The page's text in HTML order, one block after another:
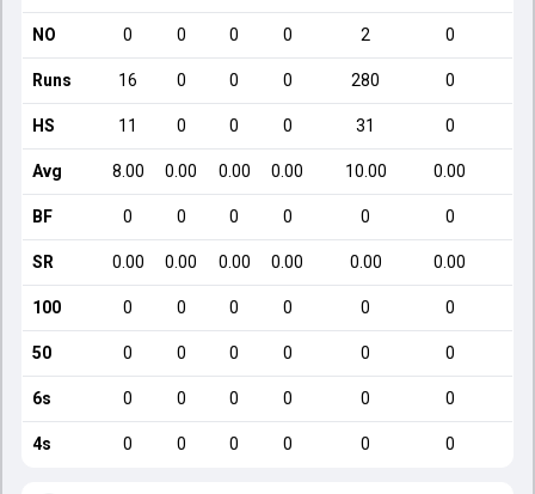
NO 0 0 0 0 2 0
Runs 16 0 0 0 280 0
HS 11 0 0 0 31 0
Avg 8.00 0.00 0.00 0.00 10.00 0.00
BF 0 0 0 0 0 0
SR 0.00 0.00 0.00 0.00 0.00 0.00
100 0 0 0 0 0 0
50 0 0 0 0 0 0
6s 0 0 0 0 0 0
4s 0 0 0 0 0 0